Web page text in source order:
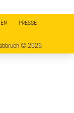
PRESSE
© 2026